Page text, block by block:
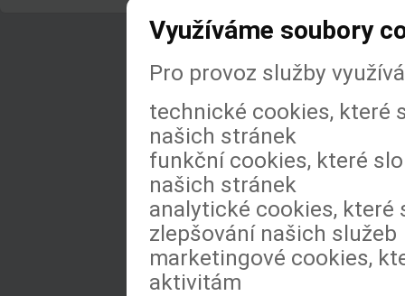
Využíváme soubory
Pro provoz služby
technické cookies, které
našich stránek
funkční cookies, které
našich stránek
analytické cookies, které
zlepšování našich služeb
marketingové cookies,
aktivitám